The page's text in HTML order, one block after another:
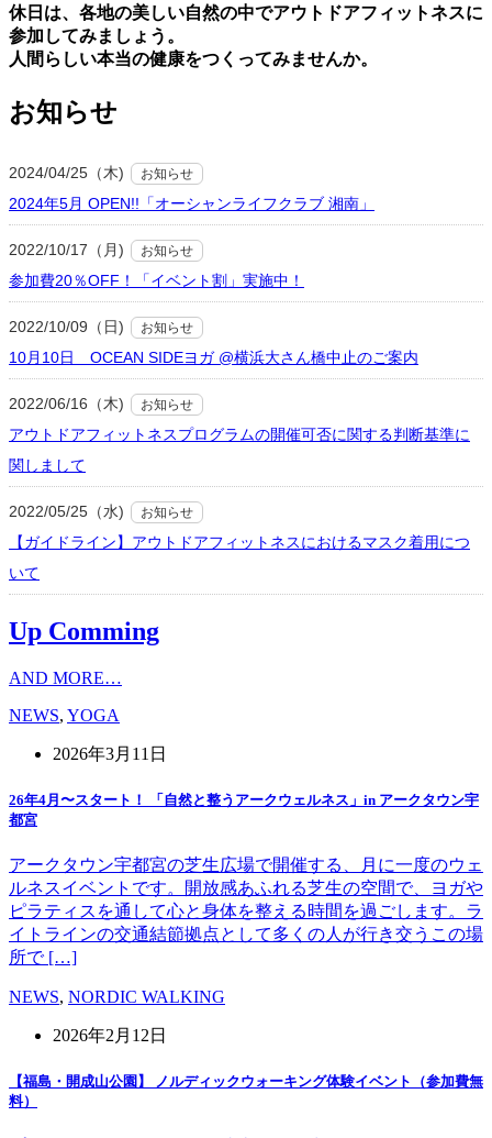
休⽇は、各地の美しい⾃然の中でアウトドアフィットネスに
参加してみましょう。
⼈間らしい本当の健康をつくってみませんか。
お知らせ
2024/04/25（木) お知らせ
2024年5月 OPEN!!「オーシャンライフクラブ 湘南」
2022/10/17（月) お知らせ
参加費20％OFF！「イベント割」実施中！
2022/10/09（日) お知らせ
10月10日 OCEAN SIDEヨガ @横浜大さん橋中止のご案内
2022/06/16（木) お知らせ
アウトドアフィットネスプログラムの開催可否に関する判断基準に
関しまして
2022/05/25（水) お知らせ
【ガイドライン】アウトドアフィットネスにおけるマスク着用につ
いて
Up Comming
AND MORE…
NEWS, YOGA
2026年3月11日
26年4月〜スタート！ 「自然と整うアークウェルネス」in アークタウン宇
都宮
アークタウン宇都宮の芝生広場で開催する、月に一度のウェ
ルネスイベントです。開放感あふれる芝生の空間で、ヨガや
ピラティスを通して心と身体を整える時間を過ごします。ラ
イトラインの交通結節拠点として多くの人が行き交うこの場
所で […]
NEWS, NORDIC WALKING
2026年2月12日
【福島・開成山公園】 ノルディックウォーキング体験イベント（参加費無
料）